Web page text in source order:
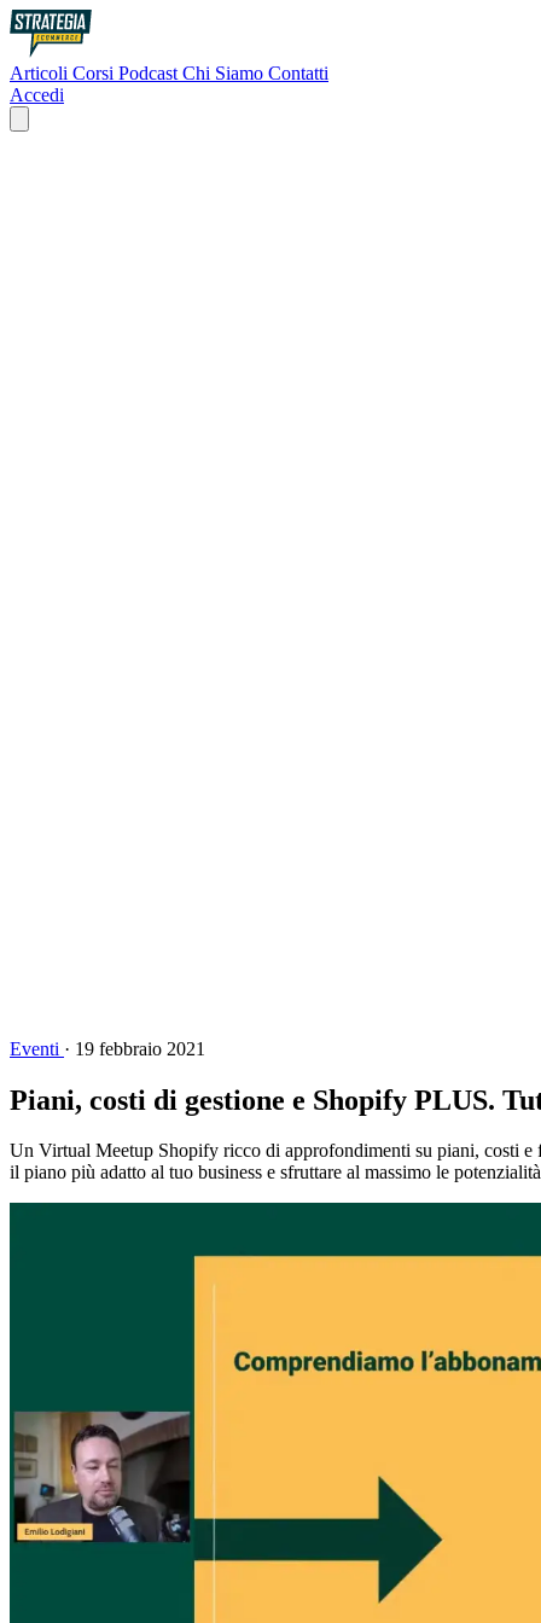
Articoli Corsi Podcast Chi Siamo Contatti
Accedi
Eventi · 19 febbraio 2021
Piani, costi di gestione e Shopify PLUS.
Un Virtual Meetup Shopify ricco di approfondimenti su piani, costi e
il piano più adatto al tuo business e sfruttare al massimo le